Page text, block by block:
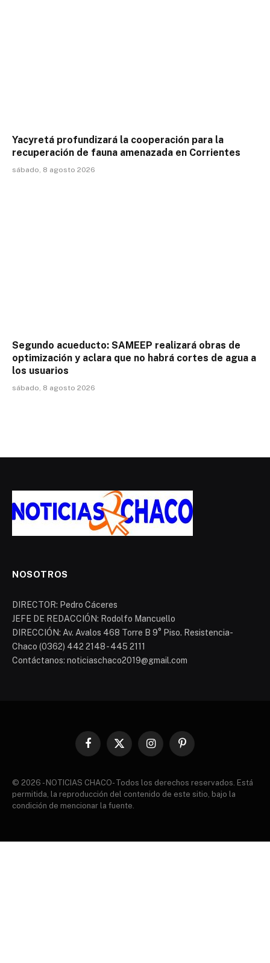
Yacyretá profundizará la cooperación para la
recuperación de fauna amenazada en Corrientes
sábado, 8 agosto 2026
Segundo acueducto: SAMEEP realizará obras de
optimización y aclara que no habrá cortes de agua a
los usuarios
sábado, 8 agosto 2026
NOSOTROS
DIRECTOR: Pedro Cáceres
JEFE DE REDACCIÓN: Rodolfo Mancuello
DIRECCIÓN: Av. Avalos 468 Torre B 9° Piso. Resistencia-
Chaco (0362) 442 2148 - 445 2111
Contáctanos: noticiaschaco2019@gmail.com
Facebook
X
InstagramPinterest
© 2026 - NOTICIAS CHACO- Todos los derechos reservados. Está
permitida, la reproducción del contenido de este sitio, bajo la
condición de mencionar la fuente.